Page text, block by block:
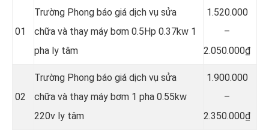
01
Trường Phong báo giá dịch vụ sửa
chữa và thay máy bơm 0.5Hp 0.37kw 1
pha ly tâm
1.520.000
–
2.050.000₫
02
Trường Phong báo giá dịch vụ sửa
chữa và thay máy bơm 1 pha 0.55kw
220v ly tâm
1.900.000
–
2.350.000₫